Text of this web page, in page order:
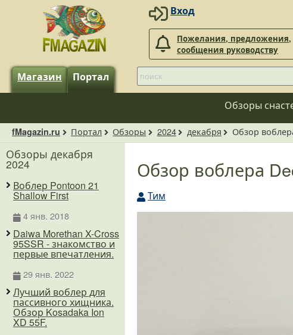
Вход
Пожелания, предложения,
сообщения руководству
Магазин Портал
Обзоры
fMagazin.ru Портал Обзоры 2024 декабря Обзор
Обзор воблера
Тим
Обзоры декабря
2024
Воблер Pontoon 21
Shallow First
4 янв. 2018
Daiwa Morethan X-Cross
95SSR - знакомство и
первые впечатления.
29 янв. 2022
Лучший воблер для
пассивного хищника.
Обзор Kosadaka Ion
XD 55F.